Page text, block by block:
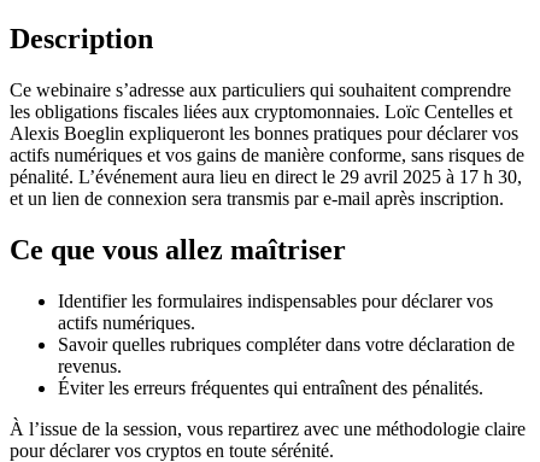
Description
Ce webinaire s’adresse aux particuliers qui souhaitent comprendre
les obligations fiscales liées aux cryptomonnaies. Loïc Centelles et
Alexis Boeglin expliqueront les bonnes pratiques pour déclarer vos
actifs numériques et vos gains de manière conforme, sans risques de
pénalité. L’événement aura lieu en direct le 29 avril 2025 à 17 h 30,
et un lien de connexion sera transmis par e-mail après inscription.
Ce que vous allez maîtriser
Identifier les formulaires indispensables pour déclarer vos
actifs numériques.
Savoir quelles rubriques compléter dans votre déclaration de
revenus.
Éviter les erreurs fréquentes qui entraînent des pénalités.
À l’issue de la session, vous repartirez avec une méthodologie claire
pour déclarer vos cryptos en toute sérénité.